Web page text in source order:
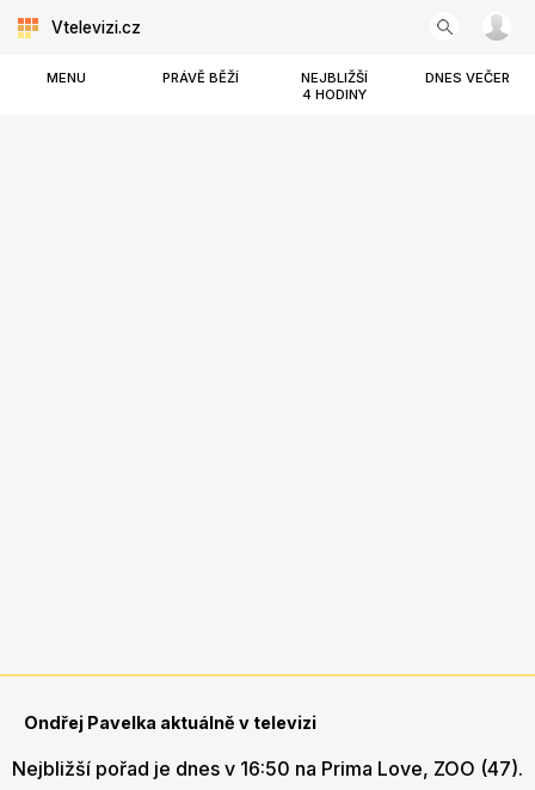
Vtelevizi.cz
MENU PRÁVĚ BĚŽÍ
NEJBLIŽŠÍ
4 HODINY
DNES VEČER
Ondřej Pavelka aktuálně v televizi
Nejbližší pořad je dnes v 16:50 na Prima Love, ZOO (47).